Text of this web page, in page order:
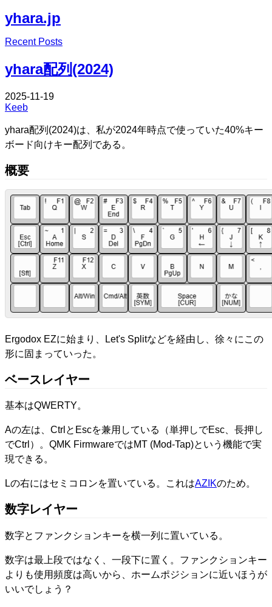
yhara.jp
Recent Posts
yhara配列(2024)
2025-11-19
Keeb
yhara配列(2024)は、私が2024年時点で使っていた40%キー
ボード向けキー配列である。
概要
Ergodox EZに始まり、Let's Splitなどを経由し、徐々にこの
形に固まっていった。
ベースレイヤー
基本はQWERTY。
Aの左は、CtrlとEscを兼用している（単押しでEsc、長押し
でCtrl）。QMK FirmwareではMT (Mod-Tap)という機能で実
現できる。
Lの右にはセミコロンを置いている。これはAZIKのため。
数字レイヤー
数字とファンクションキーを横一列に置いている。
数字は最上段ではなく、一段下に置く。ファンクションキー
よりも使用頻度は高いから、ホームポジションに近いほうが
いいでしょう？